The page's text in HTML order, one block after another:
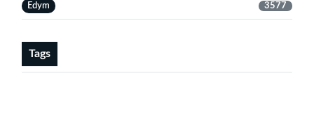
Edym 3577
Tags